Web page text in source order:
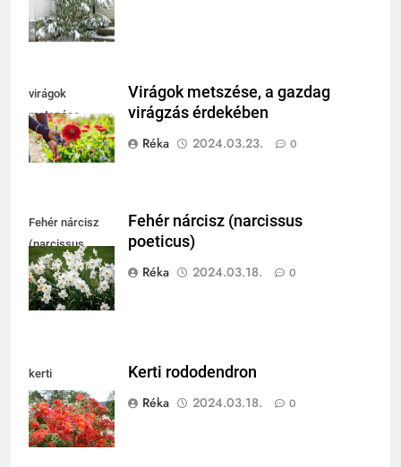
virágok
metszése
Virágok metszése, a gazdag
virágzás érdekében
Réka
2024.03.23. 0
Fehér nárcisz
(narcissus
poeticus)
Fehér nárcisz (narcissus
poeticus)
Réka
2024.03.18. 0
kerti
rododendron
Kerti rododendron
Réka
2024.03.18. 0